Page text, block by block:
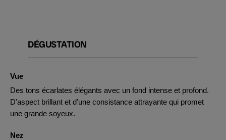
DÉGUSTATION
Vue
Des tons écarlates élégants avec un fond intense et profond.
D'aspect brillant et d'une consistance attrayante qui promet
une grande soyeux.
Nez